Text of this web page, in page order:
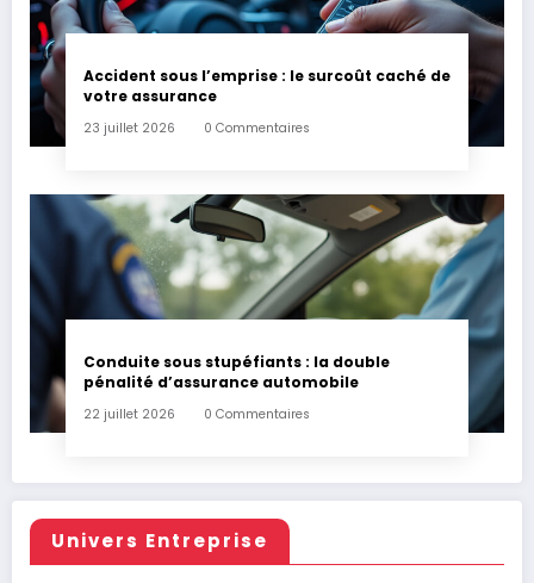
Accident sous l’emprise : le surcoût caché de
votre assurance
23 juillet 2026 0 Commentaires
Conduite sous stupéfiants : la double
pénalité d’assurance automobile
22 juillet 2026 0 Commentaires
Univers Entreprise